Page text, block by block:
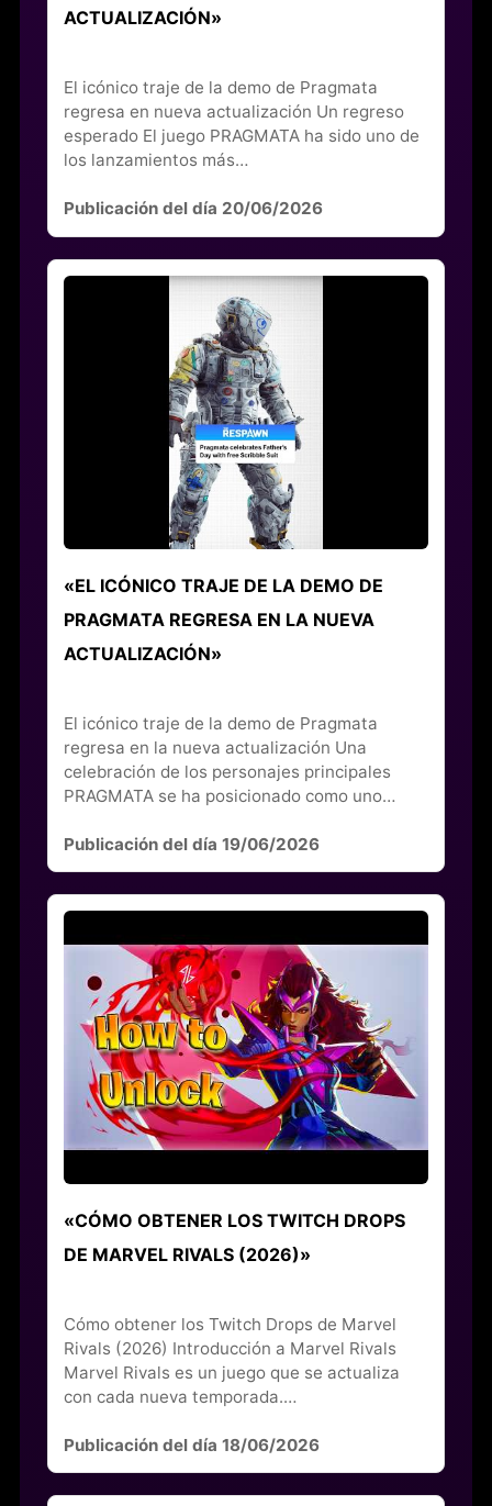
ACTUALIZACIÓN»
El icónico traje de la demo de Pragmata
regresa en nueva actualización Un regreso
esperado El juego PRAGMATA ha sido uno de
los lanzamientos más…
Publicación del día 20/06/2026
«EL ICÓNICO TRAJE DE LA DEMO DE
PRAGMATA REGRESA EN LA NUEVA
ACTUALIZACIÓN»
El icónico traje de la demo de Pragmata
regresa en la nueva actualización Una
celebración de los personajes principales
PRAGMATA se ha posicionado como uno…
Publicación del día 19/06/2026
«CÓMO OBTENER LOS TWITCH DROPS
DE MARVEL RIVALS (2026)»
Cómo obtener los Twitch Drops de Marvel
Rivals (2026) Introducción a Marvel Rivals
Marvel Rivals es un juego que se actualiza
con cada nueva temporada.…
Publicación del día 18/06/2026